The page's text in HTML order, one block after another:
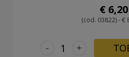
€ 6,20
(cod. 03822) - €
+
-